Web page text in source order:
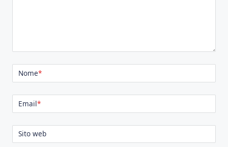
Nome*
Email*
Sito web